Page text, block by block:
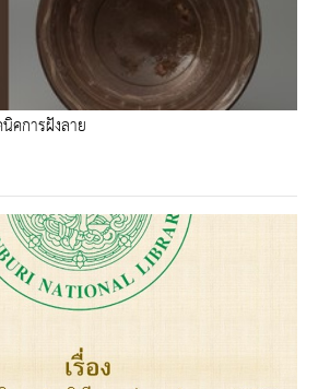
คการฝังลาย